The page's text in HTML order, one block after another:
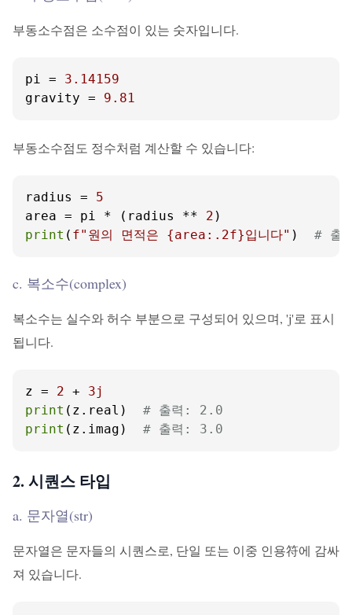
부동소수점은 소수점이 있는 숫자입니다.
pi = 3.14159
gravity = 9.81
부동소수점도 정수처럼 계산할 수 있습니다:
radius = 5
area = pi * (radius ** 2
print ( f"원의 면적은 {area: .2f}입니다" ) # 출
c. 복소수(complex)
복소수는 실수와 허수 부분으로 구성되어 있으며, 'j'로 표시
됩니다.
z = 2 + 3j
print (z.real) # 출력: 2.0
print (z.imag) # 출력: 3.0
2. 시퀀스 타입
a. 문자열(str)
문자열은 문자들의 시퀀스로, 단일 또는 이중 인용符에 감싸
져 있습니다.